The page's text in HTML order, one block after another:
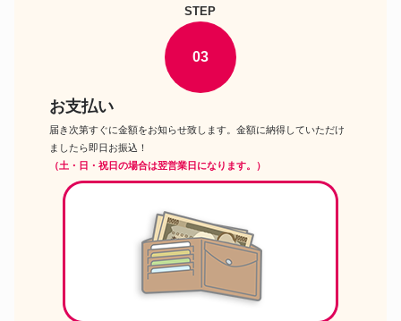
STEP
03
お支払い
届き次第すぐに金額をお知らせ致します。金額に納得していただけ
ましたら即日お振込！
（土・日・祝日の場合は翌営業日になります。）